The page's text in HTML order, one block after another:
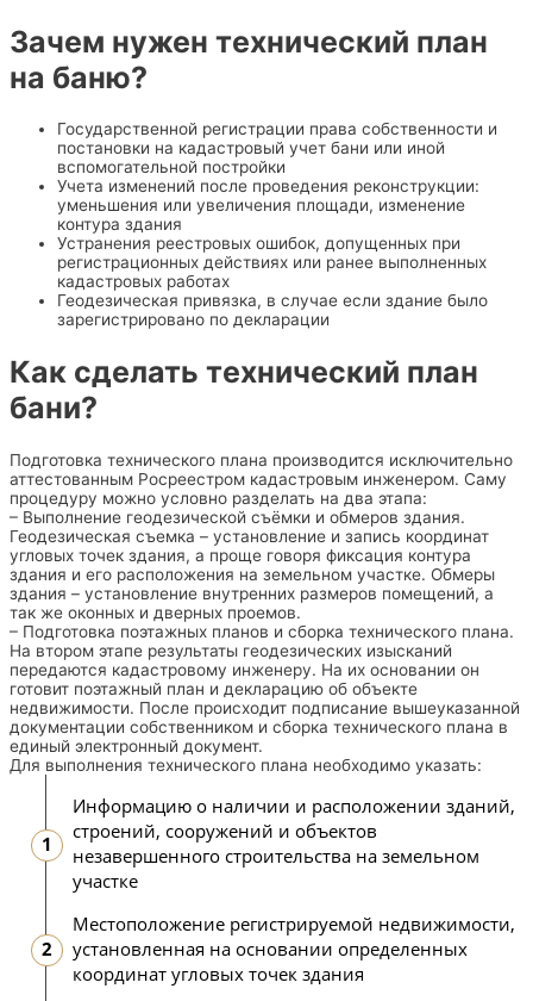
Зачем нужен технический план
на баню?
Государственной регистрации права собственности и
постановки на кадастровый учет бани или иной
вспомогательной постройки
Учета изменений после проведения реконструкции:
уменьшения или увеличения площади, изменение
контура здания
Устранения реестровых ошибок, допущенных при
регистрационных действиях или ранее выполненных
кадастровых работах
Геодезическая привязка, в случае если здание было
зарегистрировано по декларации
Как сделать технический план
бани?
Подготовка технического плана производится исключительно
аттестованным Росреестром кадастровым инженером. Саму
процедуру можно условно разделать на два этапа:
– Выполнение геодезической съёмки и обмеров здания.
Геодезическая съемка – установление и запись координат
угловых точек здания, а проще говоря фиксация контура
здания и его расположения на земельном участке. Обмеры
здания – установление внутренних размеров помещений, а
так же оконных и дверных проемов.
– Подготовка поэтажных планов и сборка технического плана.
На втором этапе результаты геодезических изысканий
передаются кадастровому инженеру. На их основании он
готовит поэтажный план и декларацию об объекте
недвижимости. После происходит подписание вышеуказанной
документации собственником и сборка технического плана в
единый электронный документ.
Для выполнения технического плана необходимо указать:
Информацию о наличии и расположении зданий,
строений, сооружений и объектов
незавершенного строительства на земельном
участке
Местоположение регистрируемой недвижимости,
установленная на основании определенных
координат угловых точек здания